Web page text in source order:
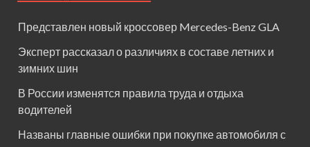
Представлен новый кроссовер Mercedes-Benz GLA
Эксперт рассказал о различиях в составе летних и
зимних шин
В России изменятся правила труда и отдыха
водителей
Названы главные ошибки при покупке автомобиля с